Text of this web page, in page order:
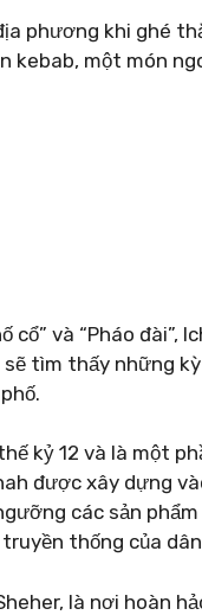
phương khi ghé
kebab, một món
và “Pháo đài”,
tìm thấy những
kỷ 12 và là một
được xây dựng
các sản
thống của
là nơi hoàn